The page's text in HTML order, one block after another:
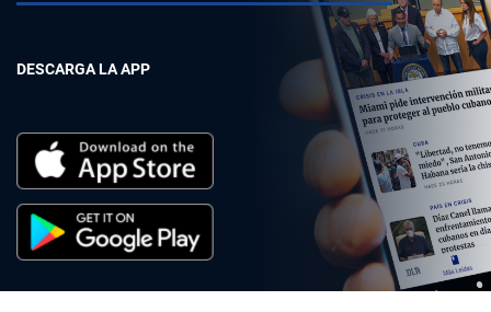
DESCARGA LA APP